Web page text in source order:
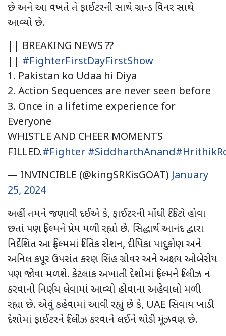
છે અને આ વખતે તે ફાઈટરની સાથે ગ્રાન્ડ વિનર સાથે
આવ્યો છે.
|| BREAKING NEWS ??
#FighterFirstDayFirstShow
1. Pakistan ko Udaa hi Diya
2. Action Sequences are never seen before
3. Once in a lifetime experience for
Everyone
WHISTLE AND CHEER MOMENTS
FILLED.#Fighter #SiddharthAnand
— INVINCIBLE (@kingSRKisGOAT) January
25, 2024
અહીં તમને જણાવી દઈએ કે, ફાઈટરની મોંઘી ટિકિટો હોવા
છતાં પણ ફિલ્મને પ્રેમ મળી રહ્યો છે. સિદ્ધાર્થ આનંદ દ્વારા
નિર્દેશિત આ ફિલ્મમાં રિતિક રોશન, દીપિકા પાદુકોણ અને
અનિલ કપૂર ઉપરાંત કરણ સિંહ ગ્રોવર અને અક્ષય ઓબેરોય
પણ જોવા મળશે. કેટલાક અખાતી દેશોમાં ફિલ્મને રિલીઝ ન
કરવાનો નિર્ણય લેવામાં આવ્યો હોવાના અહેવાલો મળી
રહ્યા છે. એવું કહેવામાં આવી રહ્યું છે કે, UAE સિવાય ખાડી
દેશોમાં ફાઈટરને રિલીઝ કરવાને લઈને થોડી મૂંઝવણ છે.